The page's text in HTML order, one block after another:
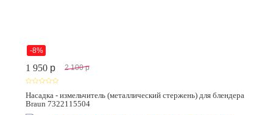
-8%
1 950 p 2 100 p
Насадка - измельчитель (металлический стержень) для блендера
Braun 7322115504